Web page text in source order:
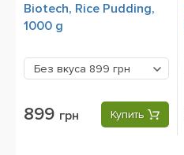
Biotech, Rice Pudding,
1000 g
Без вкуса 899 грн
899 грн Купить